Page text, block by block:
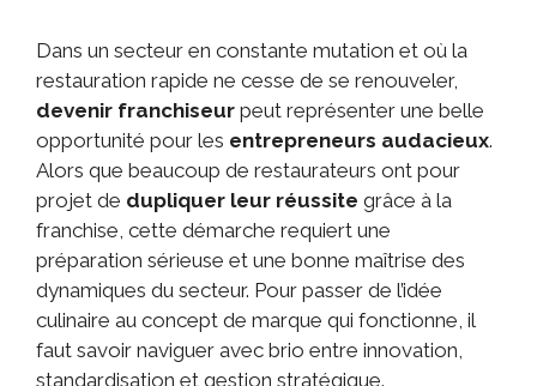
Dans un secteur en constante mutation et où la
restauration rapide ne cesse de se renouveler,
devenir franchiseur peut représenter une belle
opportunité pour les entrepreneurs audacieux.
Alors que beaucoup de restaurateurs ont pour
projet de dupliquer leur réussite grâce à la
franchise, cette démarche requiert une
préparation sérieuse et une bonne maîtrise des
dynamiques du secteur. Pour passer de l’idée
culinaire au concept de marque qui fonctionne, il
faut savoir naviguer avec brio entre innovation,
standardisation et gestion stratégique.